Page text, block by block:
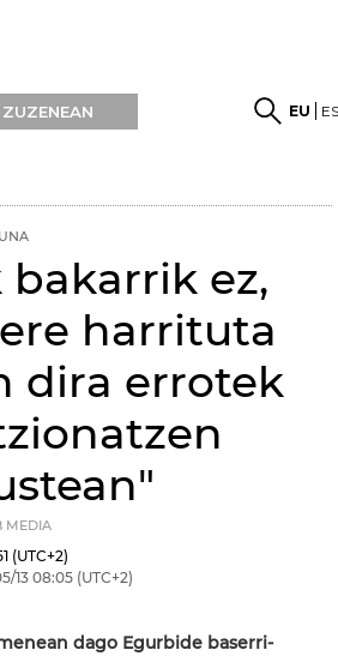
ZUZENEAN EU
ez,
harrituta
dira errotek
MEDIA
(UTC+2)
13 08:05 (UTC+2)
dago Egurbide baserri-